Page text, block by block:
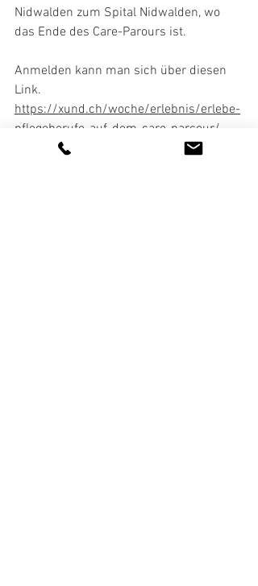
Nidwalden zum Spital Nidwalden, wo
das Ende des Care-Parours ist.
Anmelden kann man sich über diesen
Link.
https://xund.ch/woche/erlebnis/erlebe-
pflegeberufe-auf-dem-care-parcour/
Spitex Nidwalden Kanton Nidwalden